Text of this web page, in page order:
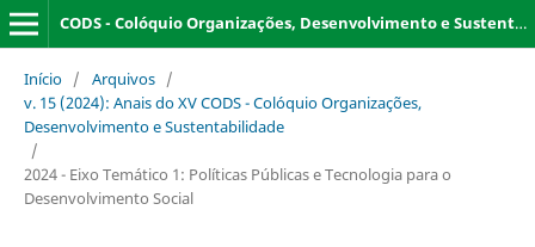
CODS - Colóquio Organizações, Desenvolvimento e Sustentabilidade
Início / Arquivos /
v. 15 (2024): Anais do XV CODS - Colóquio Organizações,
Desenvolvimento e Sustentabilidade
/
2024 - Eixo Temático 1: Políticas Públicas e Tecnologia para o
Desenvolvimento Social